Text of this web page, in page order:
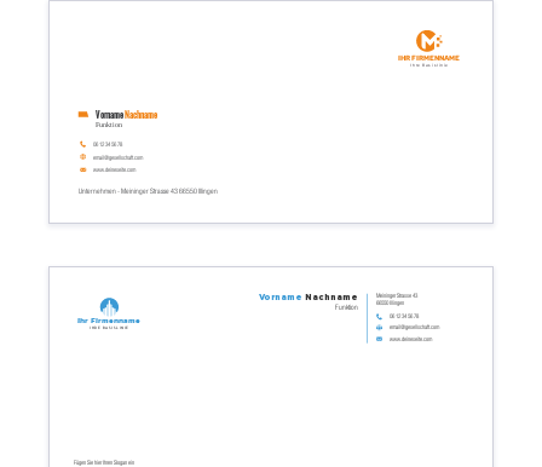
Unternehmen - Meininger Strasse 43 66550 Illingen
email@gesellschaft.com
www.deineseite.com
06 12 34 56 78
Funktion
VornameNachname
Ihr Firmenname
Ihre Basislinie
Fügen Sie hier Ihren Slogan ein
www.deineseite.com
06 12 34 56 78
email@gesellschaft.com
Vorname Nachname
Funktion
Meininger Strasse 43
66550 Illingen
Ihr Firmenname
Ihre Basislinie